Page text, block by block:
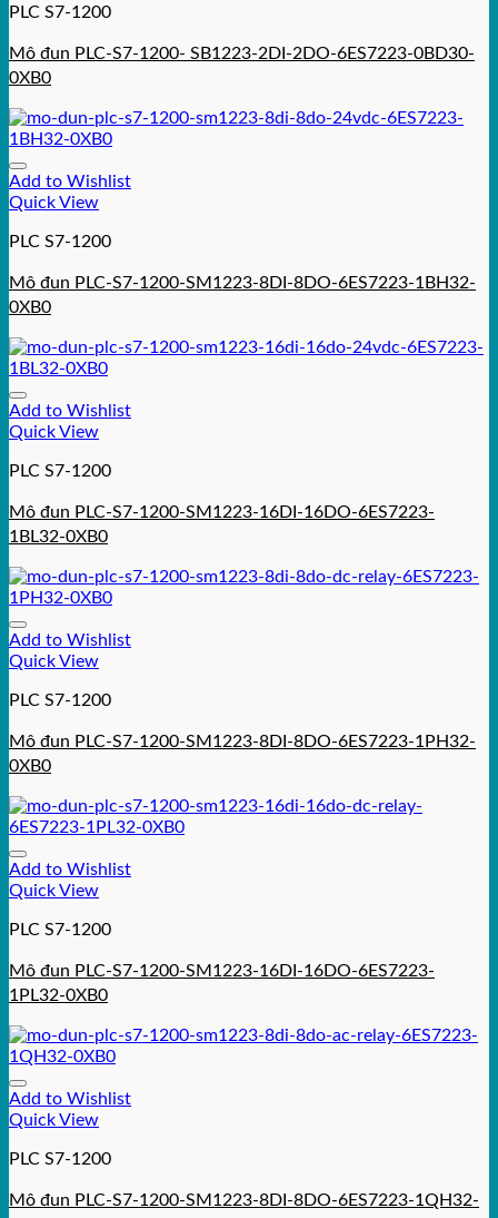
PLC S7-1200
Mô đun PLC-S7-1200- SB1223-2DI-2DO-6ES7223-0BD30-
0XB0
Add to Wishlist
Quick View
PLC S7-1200
Mô đun PLC-S7-1200-SM1223-8DI-8DO-6ES7223-1BH32-
0XB0
Add to Wishlist
Quick View
PLC S7-1200
Mô đun PLC-S7-1200-SM1223-16DI-16DO-6ES7223-
1BL32-0XB0
Add to Wishlist
Quick View
PLC S7-1200
Mô đun PLC-S7-1200-SM1223-8DI-8DO-6ES7223-1PH32-
0XB0
Add to Wishlist
Quick View
PLC S7-1200
Mô đun PLC-S7-1200-SM1223-16DI-16DO-6ES7223-
1PL32-0XB0
Add to Wishlist
Quick View
PLC S7-1200
Mô đun PLC-S7-1200-SM1223-8DI-8DO-6ES7223-1QH32-